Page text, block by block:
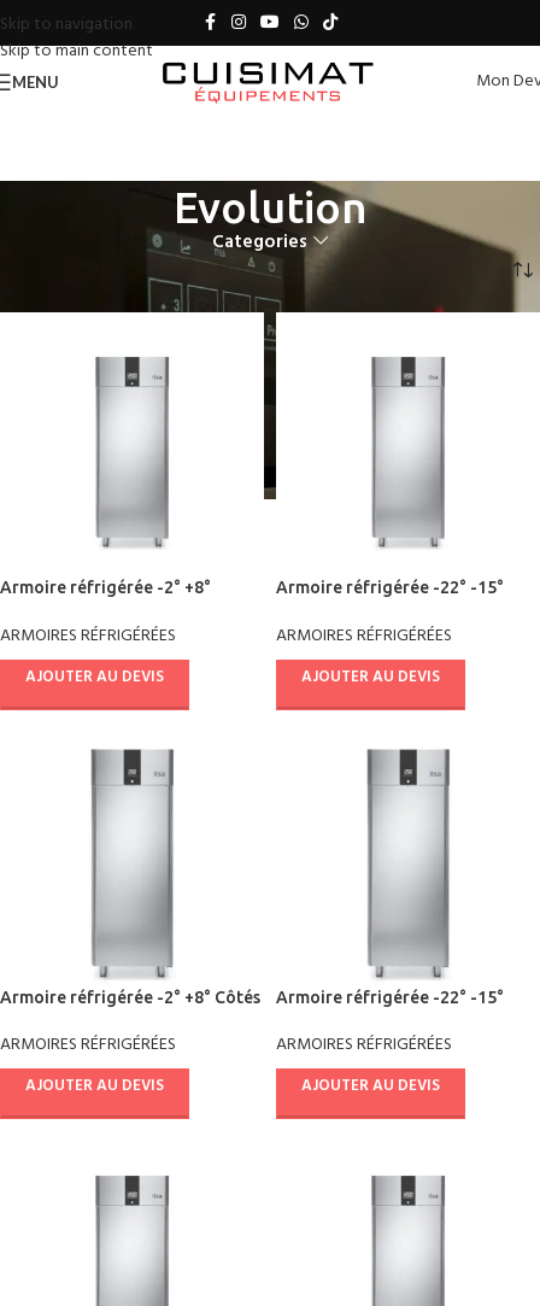
Skip to navigation
Skip to main content
MENU Mon
Evolution
Categories
Produits identifiés “Evolution”
Armoire réfrigérée -2° +8°
ARMOIRES RÉFRIGÉRÉES
AJOUTER AU DEVIS
Armoire réfrigérée -22° -15°
ARMOIRES RÉFRIGÉRÉES
AJOUTER AU DEVIS
Armoire réfrigérée -2° +8° Côtés
ARMOIRES RÉFRIGÉRÉES
AJOUTER AU DEVIS
Armoire réfrigérée -22° -15°
ARMOIRES RÉFRIGÉRÉES
AJOUTER AU DEVIS